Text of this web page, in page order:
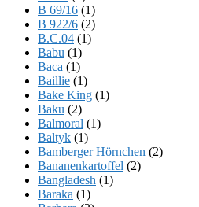
B 69/16 (1)
B 922/6 (2)
B.C.04 (1)
Babu (1)
Baca (1)
Baillie (1)
Bake King (1)
Baku (2)
Balmoral (1)
Baltyk (1)
Bamberger Hörnchen (2)
Bananenkartoffel (2)
Bangladesh (1)
Baraka (1)